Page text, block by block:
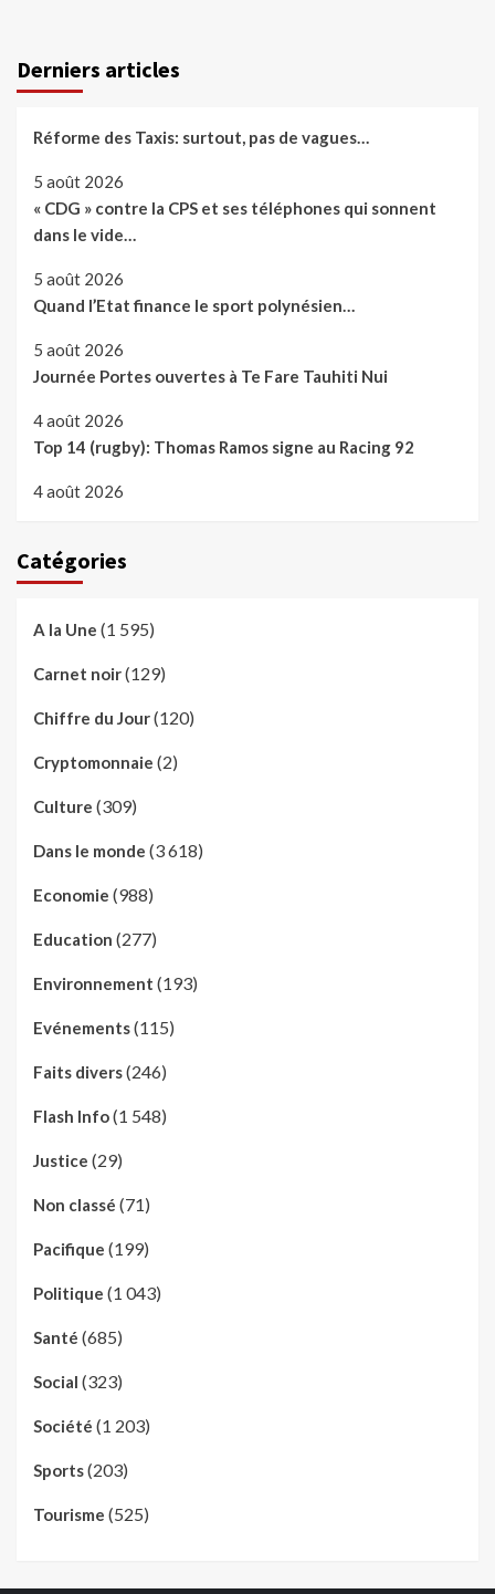
Derniers articles
Réforme des Taxis: surtout, pas de vagues…
5 août 2026
« CDG » contre la CPS et ses téléphones qui sonnent
dans le vide…
5 août 2026
Quand l’Etat finance le sport polynésien…
5 août 2026
Journée Portes ouvertes à Te Fare Tauhiti Nui
4 août 2026
Top 14 (rugby): Thomas Ramos signe au Racing 92
4 août 2026
Catégories
A la Une (1 595)
Carnet noir(129)
Chiffre du Jour(120)
Cryptomonnaie (2)
Culture (309)
Dans le monde (3 618)
Economie (988)
Education (277)
Environnement (193)
Evénements(115)
Faits divers(246)
Flash Info(1 548)
Justice (29)
Non classé (71)
Pacifique (199)
Politique (1 043)
Santé (685)
Social (323)
Société (1 203)
Sports(203)
Tourisme (525)